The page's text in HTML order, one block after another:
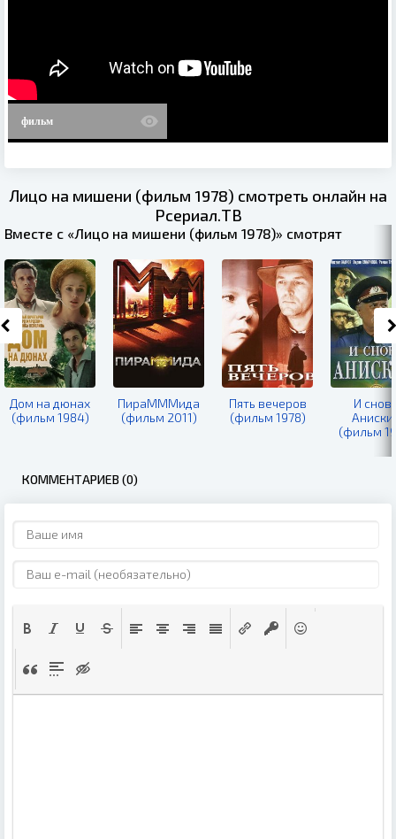
фильм
Лицо на мишени (фильм 1978) смотреть онлайн на
Рсериал.ТВ
Вместе с «Лицо на мишени (фильм 1978)» смотрят
Дом на дюнах
(фильм 1984)
ПираМММида
(фильм 2011)
Пять вечеров
(фильм 1978)
И
(фильм
КОММЕНТАРИЕВ (0)